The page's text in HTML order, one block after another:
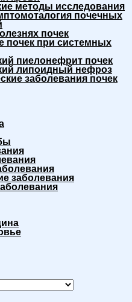
методы исследования
почечных
почек
почек при системных
пиелонефрит почек
липоидный нефроз
заболевания почек
заболевания